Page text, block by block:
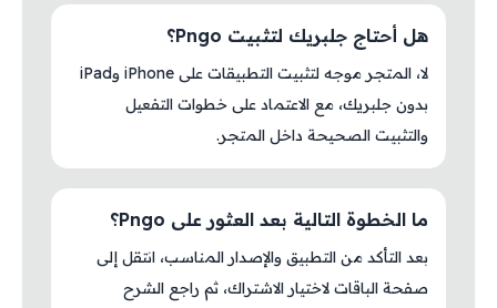
هل أحتاج جلبريك لتثبيت Pngo؟
لا، المتجر موجه لتثبيت التطبيقات على iPhone وiPad
بدون جلبريك، مع الاعتماد على خطوات التفعيل
والتثبيت الصحيحة داخل المتجر.
ما الخطوة التالية بعد العثور على Pngo؟
بعد التأكد من التطبيق والإصدار المناسب، انتقل إلى
صفحة الباقات لاختيار الاشتراك، ثم راجع الشرح